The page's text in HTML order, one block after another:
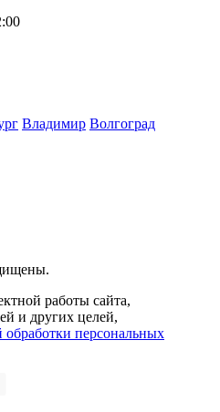
Владимир Волгоград
работы сайта,
и других целей,
обработки персональных